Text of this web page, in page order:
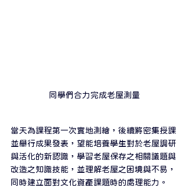
同學們合力完成老屋測量
當天為課程第一次實地測繪，後續將密集授課
並舉行成果發表，望能培養學生對於老屋調研
與活化的新認識，學習老屋保存之相關議題與
改造之知識技能，並理解老屋之困境與不易，
同時建立面對文化資產課題時的處理能力。